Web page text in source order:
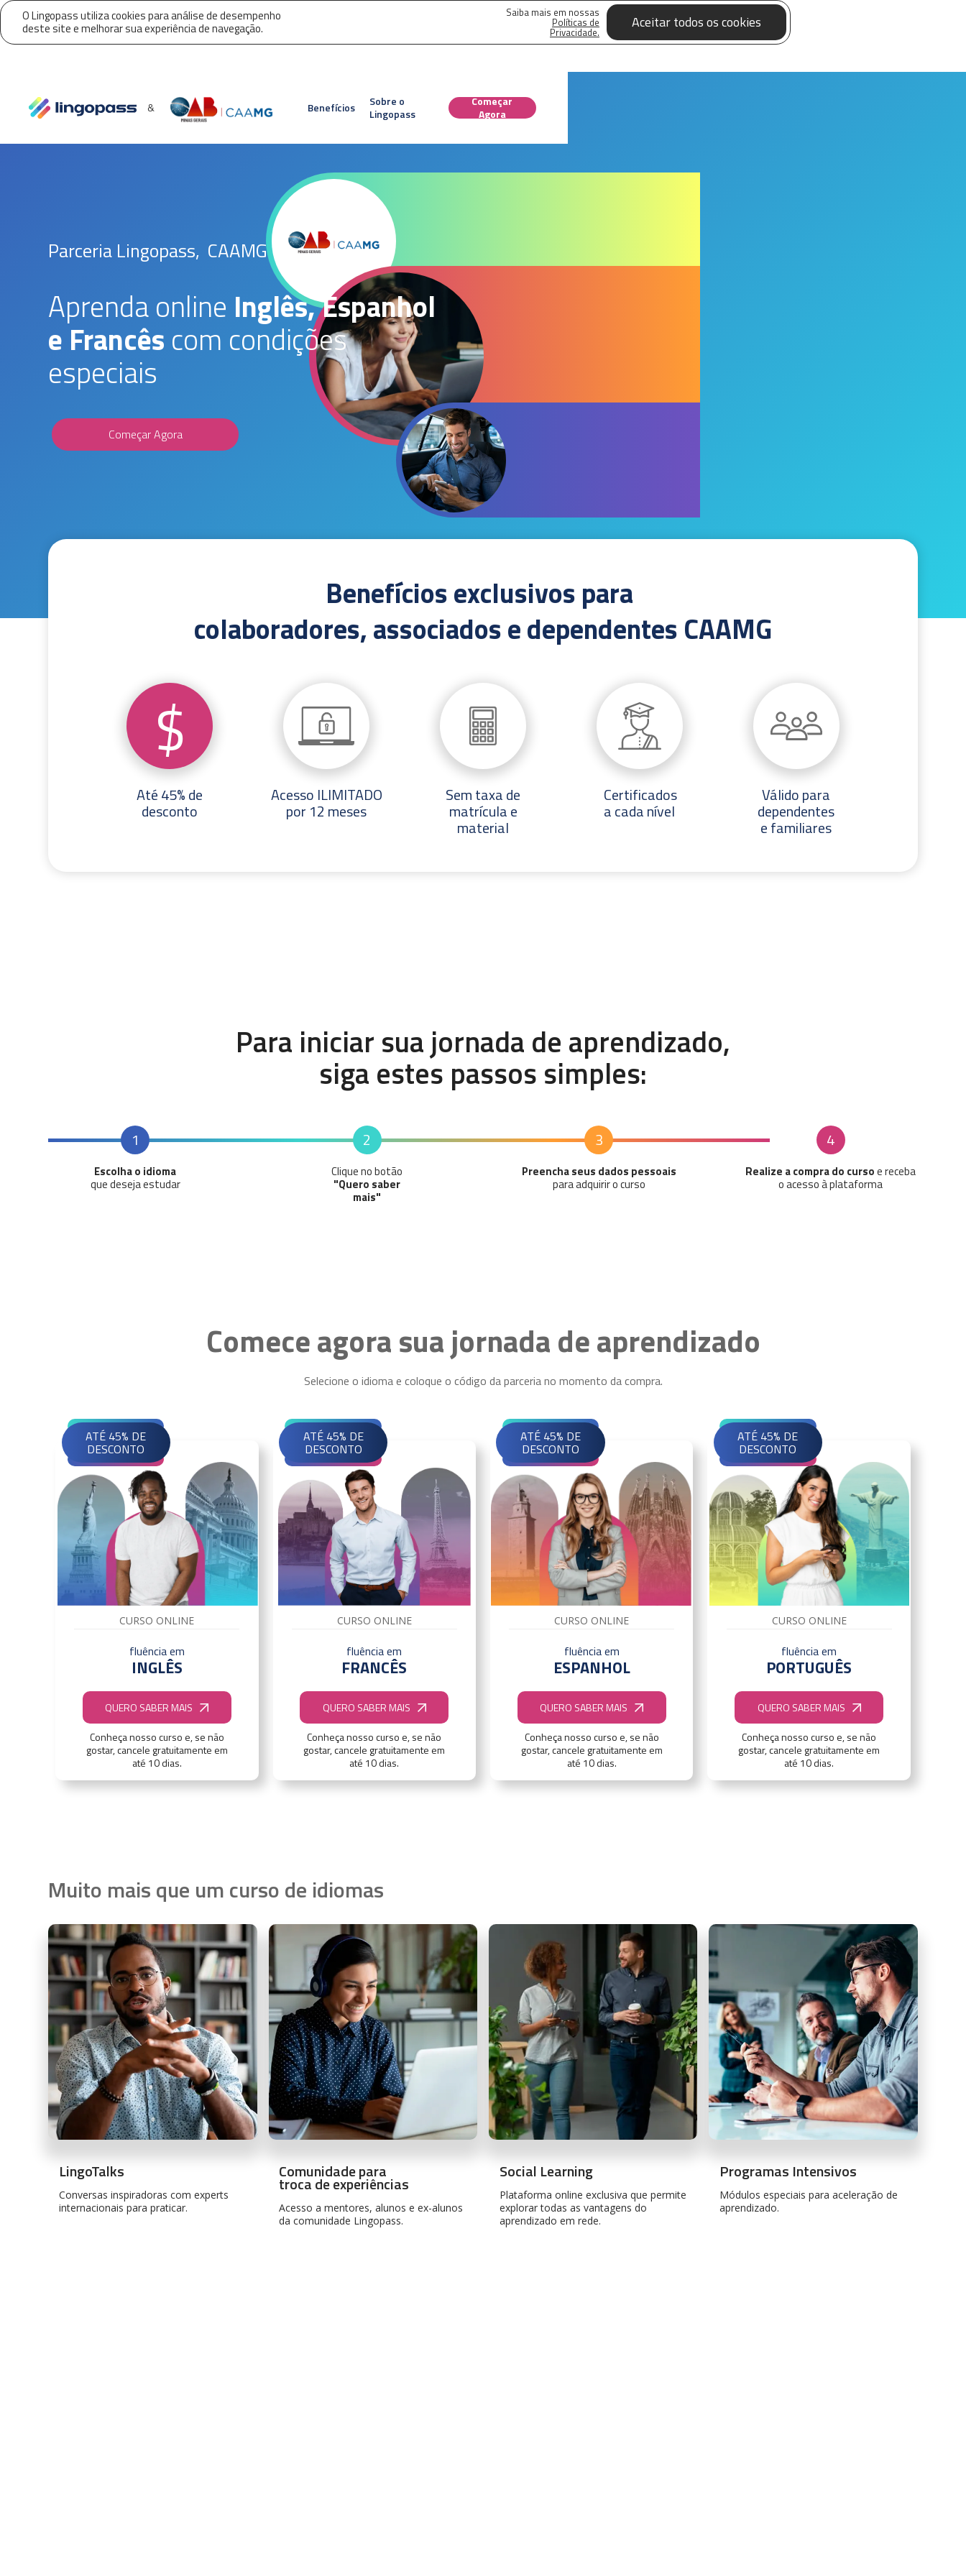
O Lingopass utiliza cookies para análise de desempenho
deste site e melhorar sua experiência de navegação.
Saiba mais em nossas
Políticas de
Privacidade.
Aceitar todos os cookies
& Benefícios
Sobre o
Lingopass
Começar
Agora
Parceria Lingopass, CAAMG
Aprenda online Inglês, Espanhol
e Francêscom condições
especiais
Começar Agora
Benefícios exclusivos para
colaboradores, associados e dependentes CAAMG
$
Até 45% de
desconto
Acesso ILIMITADO
por 12 meses
Sem taxa de
matrícula e
material
Certificados
a cada nível
Válido para
dependentes
e familiares
Para iniciar sua jornada de aprendizado,
siga estes passos simples:
1
Escolha o idioma
que deseja estudar
2
Clique no botão
"Quero saber
mais"
3
Preencha seus dados pessoais
para adquirir o curso
4
Realize a compra do cursoe receba
o acesso à plataforma
Comece agora sua jornada de aprendizado
Selecione o idioma e coloque o código da parceria no momento da compra.
ATÉ 45% DE
DESCONTO
CURSO ONLINE
fluência em
INGLÊS
QUERO SABER MAIS
Conheça nosso curso e, se não
gostar, cancele gratuitamente em
até 10 dias.
CURSO ONLINE
fluência em
FRANCÊS
QUERO SABER MAIS
Conheça nosso curso e, se não
gostar, cancele gratuitamente em
até 10 dias.
ATÉ 45% DE
DESCONTO
CURSO ONLINE
fluência em
ESPANHOL
QUERO SABER MAIS
Conheça nosso curso e, se não
gostar, cancele gratuitamente em
até 10 dias.
ATÉ 45% DE
DESCONTO
CURSO ONLINE
fluência em
PORTUGUÊS
QUERO SABER MAIS
Conheça nosso curso e, se não
gostar, cancele gratuitamente em
até 10 dias.
ATÉ 45% DE
DESCONTO
Muito mais que um curso de idiomas
LingoTalks
Conversas inspiradoras com experts
internacionais para praticar.
Comunidade para
troca de experiências
Acesso a mentores, alunos e ex-alunos
da comunidade Lingopass.
Social Learning
Plataforma online exclusiva que permite
explorar todas as vantagens do
aprendizado em rede.
Programas Intensivos
Módulos especiais para aceleração de
aprendizado.